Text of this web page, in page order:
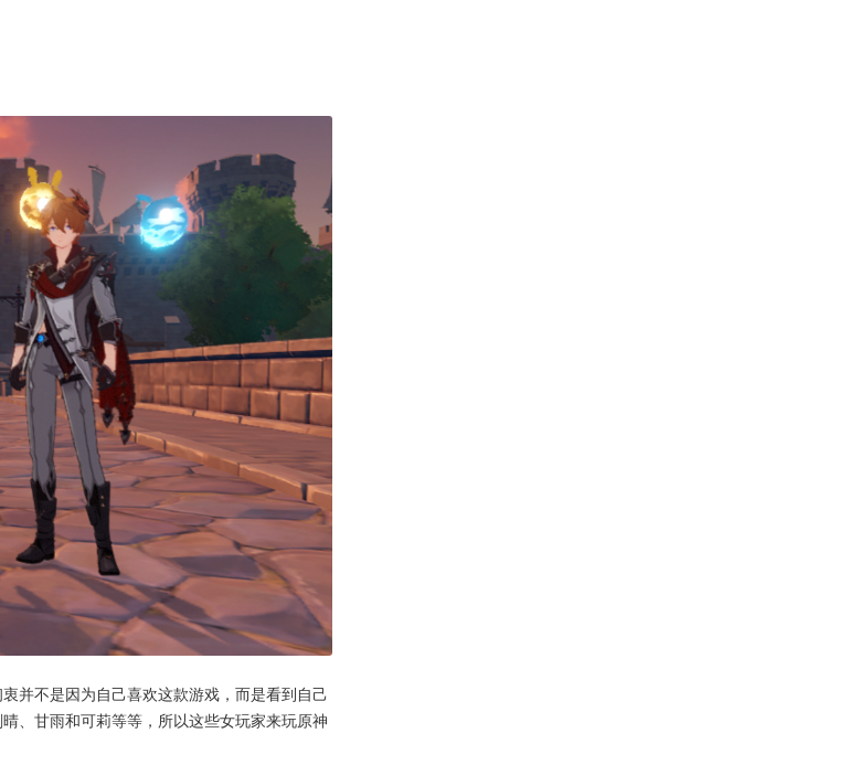
并不是因为自己喜欢这款游戏，而是看到自己
、甘雨和可莉等等，所以这些女玩家来玩原神